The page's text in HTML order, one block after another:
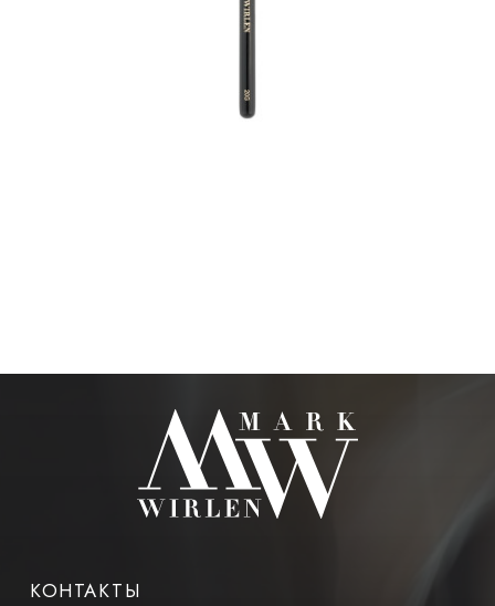
КОНТАКТЫ